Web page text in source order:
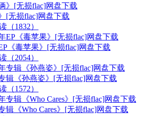
[无损flac]网盘下载
（1832）
《毒苹果》[无损flac]网盘下载
（2054）
辑《孙燕姿》[无损flac]网盘下载
（1572）
辑《Who Cares》[无损flac]网盘下载